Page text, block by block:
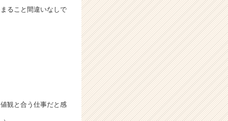
ること間違いなしで
観と合う仕事だと感